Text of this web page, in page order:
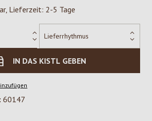
Lieferzeit: 2-5 Tage
IN DAS KISTL GEBEN
60147